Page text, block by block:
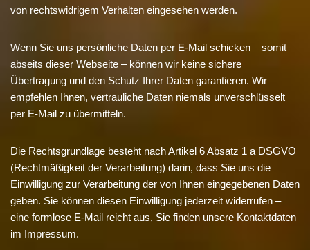
von rechtswidrigem Verhalten eingesehen werden.
Wenn Sie uns persönliche Daten per E-Mail schicken – somit
abseits dieser Webseite – können wir keine sichere
Übertragung und den Schutz Ihrer Daten garantieren. Wir
empfehlen Ihnen, vertrauliche Daten niemals unverschlüsselt
per E-Mail zu übermitteln.
Die Rechtsgrundlage besteht nach Artikel 6 Absatz 1 a DSGVO
(Rechtmäßigkeit der Verarbeitung) darin, dass Sie uns die
Einwilligung zur Verarbeitung der von Ihnen eingegebenen Daten
geben. Sie können diesen Einwilligung jederzeit widerrufen –
eine formlose E-Mail reicht aus, Sie finden unsere Kontaktdaten
im Impressum.